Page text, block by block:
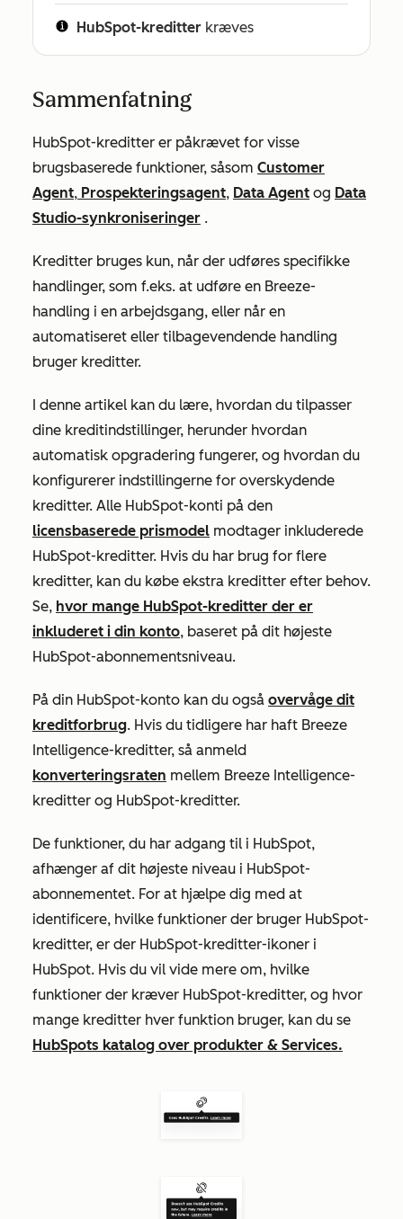
HubSpot-kreditter kræves
Sammenfatning
HubSpot-kreditter er påkrævet for visse
brugsbaserede funktioner, såsom Customer
Agent, Prospekteringsagent, Data Agent og Data
Studio-synkroniseringer .
Kreditter bruges kun, når der udføres specifikke
handlinger, som f.eks. at udføre en Breeze-
handling i en arbejdsgang, eller når en
automatiseret eller tilbagevendende handling
bruger kreditter.
I denne artikel kan du lære, hvordan du tilpasser
dine kreditindstillinger, herunder hvordan
automatisk opgradering fungerer, og hvordan du
konfigurerer indstillingerne for overskydende
kreditter. Alle HubSpot-konti på den
licensbaserede prismodel modtager inkluderede
HubSpot-kreditter. Hvis du har brug for flere
kreditter, kan du købe ekstra kreditter efter behov.
Se, hvor mange HubSpot-kreditter der er
inkluderet i din konto, baseret på dit højeste
HubSpot-abonnementsniveau.
På din HubSpot-konto kan du også overvåge dit
kreditforbrug. Hvis du tidligere har haft Breeze
Intelligence-kreditter, så anmeld
konverteringsraten mellem Breeze Intelligence-
kreditter og HubSpot-kreditter.
De funktioner, du har adgang til i HubSpot,
afhænger af dit højeste niveau i HubSpot-
abonnementet. For at hjælpe dig med at
identificere, hvilke funktioner der bruger HubSpot-
kreditter, er der HubSpot-kreditter-ikoner i
HubSpot. Hvis du vil vide mere om, hvilke
funktioner der kræver HubSpot-kreditter, og hvor
mange kreditter hver funktion bruger, kan du se
HubSpots katalog over produkter & Services.